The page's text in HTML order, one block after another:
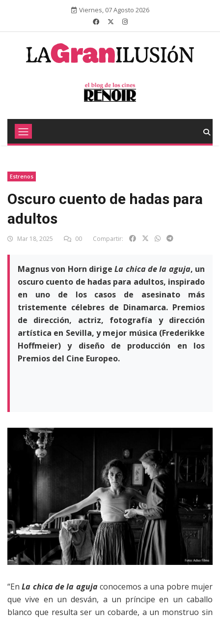
Viernes, 07 Agosto 2026
Estrenos
Oscuro cuento de hadas para
adultos
Mar 18, 2025 00 Compartir:
Magnus von Horn dirigeLa chica de la aguja, un
oscuro cuento de hadas para adultos, inspirado
en uno de los casos de asesinato más
tristemente célebres de Dinamarca. Premios
de dirección, actriz, fotografía y dirección
artística en Sevilla, y mejor música (Frederikke
Hoffmeier) y diseño de producción en los
Premios del Cine Europeo.
“EnLa chica de la agujaconocemos a una pobre mujer
que vive en un desván, a un príncipe en un caballo
blanco que resulta ser un cobarde, a un monstruo sin